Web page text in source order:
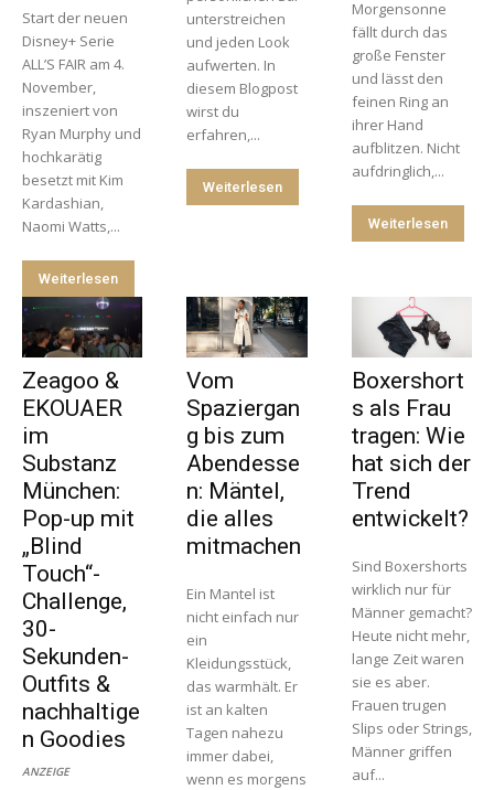
Start der neuen
Disney+ Serie
ALL’S FAIR am 4.
November,
inszeniert von
Ryan Murphy und
hochkarätig
besetzt mit Kim
Kardashian,
Naomi Watts,...
Weiterlesen
unterstreichen
und jeden Look
aufwerten. In
diesem Blogpost
wirst du
erfahren,...
Weiterlesen
Morgensonne
fällt durch das
große Fenster
und lässt den
feinen Ring an
ihrer Hand
aufblitzen. Nicht
aufdringlich,...
Weiterlesen
Zeagoo &
EKOUAER
im
Substanz
München:
Pop-up mit
„Blind
Touch“-
Challenge,
30-
Sekunden-
Outfits &
nachhaltige
n Goodies
ANZEIGE
Vom
Spaziergan
g bis zum
Abendesse
n: Mäntel,
die alles
mitmachen
Ein Mantel ist
nicht einfach nur
ein
Kleidungsstück,
das warmhält. Er
ist an kalten
Tagen nahezu
immer dabei,
wenn es morgens
Boxershort
s als Frau
tragen: Wie
hat sich der
Trend
entwickelt?
Sind Boxershorts
wirklich nur für
Männer gemacht?
Heute nicht mehr,
lange Zeit waren
sie es aber.
Frauen trugen
Slips oder Strings,
Männer griffen
auf...